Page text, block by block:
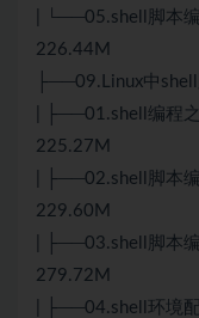
| └──05.shell脚本
226.44M
├──09.Linux中
| ├──01.shell编程
225.27M
| ├──02.shell脚本
229.60M
| ├──03.shell脚本
279.72M
| ├──04.shell环境